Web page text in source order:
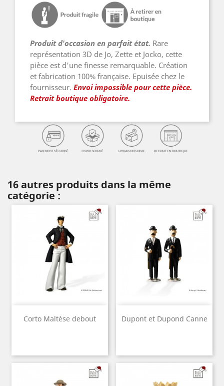
Produit d'occasion en parfait état. Rare
représentation 3D de Jo, Zette et Jocko, cette
pièce est d'une finesse remarquable. Création
et fabrication 100% française. Epuisée chez le
fournisseur. Envoi impossible pour cette pièce.
Retrait boutique obligatoire.
16 autres produits dans la même
catégorie :
Corto Maltèse debout Dupont et Dupond Canne